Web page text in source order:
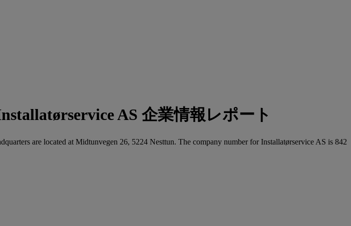
AS 企業情報レポート
are located at Midtunvegen 26, 5224 Nesttun. The company number for Installatørservice AS is 842